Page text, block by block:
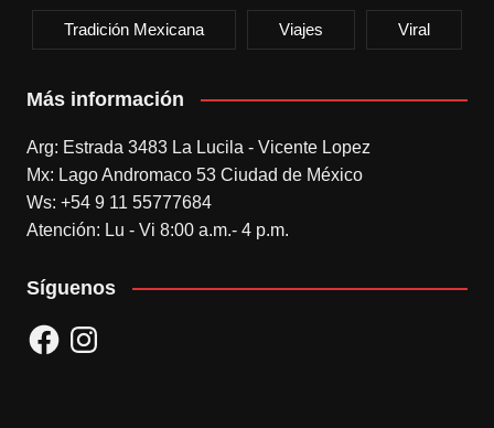
Tradición Mexicana Viajes Viral
Más información
Arg: Estrada 3483 La Lucila - Vicente Lopez
Mx: Lago Andromaco 53 Ciudad de México
Ws: +54 9 11 55777684
Atención: Lu - Vi 8:00 a.m.- 4 p.m.
Síguenos
FacebookInstagram